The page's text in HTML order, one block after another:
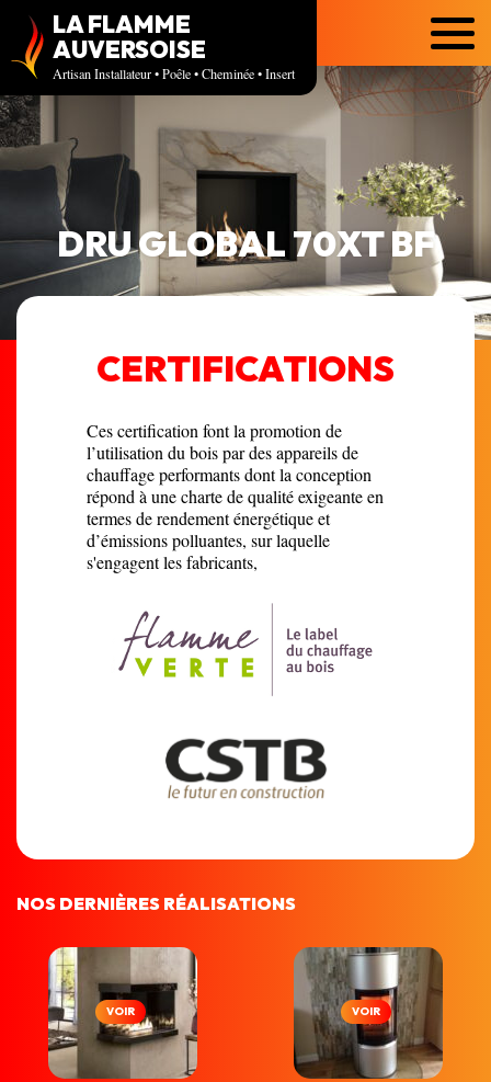
LA FLAMME
AUVERSOISE
Artisan Installateur • Poêle • Cheminée • Insert
Menu
DRU GLOBAL 70XT BF
CERTIFICATIONS
Ces certification font la promotion de
l’utilisation du bois par des appareils de
chauffage performants dont la conception
répond à une charte de qualité exigeante en
termes de rendement énergétique et
d’émissions polluantes, sur laquelle
s'engagent les fabricants,
NOS DERNIÈRES RÉALISATIONS
VOIR VOIR